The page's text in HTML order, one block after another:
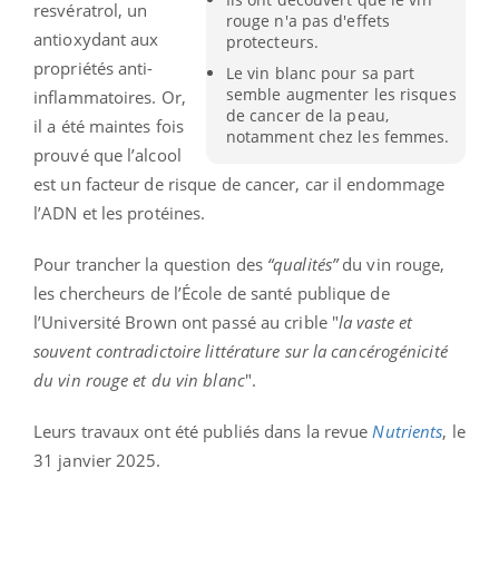
rouge n'a pas d'effets
protecteurs.
Le vin blanc pour sa part
semble augmenter les risques
de cancer de la peau,
notamment chez les femmes.
resvératrol, un
antioxydant aux
propriétés anti-
inflammatoires. Or,
il a été maintes fois
prouvé que l’alcool
est un facteur de risque de cancer, car il endommage
l’ADN et les protéines.
Pour trancher la question des “qualités”du vin rouge,
les chercheurs de l’École de santé publique de
l’Université Brown ont passé au crible "la vaste et
souvent contradictoire littérature sur la cancérogénicité
du vin rouge et du vin blanc".
Leurs travaux ont été publiés dans la revue Nutrients, le
31 janvier 2025.